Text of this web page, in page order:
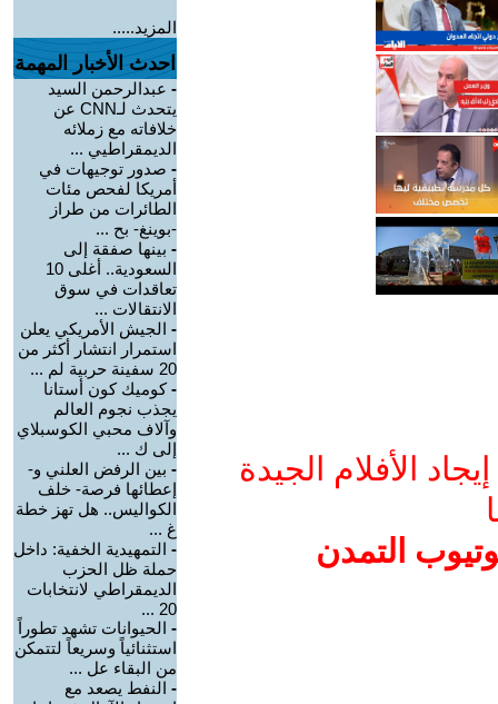
الأفلام الجيدة
التمدن
المزيد.....
احدث الأخبار المهمة
- عبدالرحمن السيد
يتحدث لـCNN عن
خلافاته مع زملائه
الديمقراطيي ...
- صدور توجيهات في
أمريكا لفحص مئات
الطائرات من طراز
-بوينغ- بح ...
- بينها صفقة إلى
السعودية.. أغلى 10
تعاقدات في سوق
الانتقالات ...
- الجيش الأمريكي يعلن
استمرار انتشار أكثر من
20 سفينة حربية لم ...
-كوميك كون أستانا
يجذب نجوم العالم
وآلاف محبي الكوسبلاي
إلى ك ...
- بين الرفض العلني و-
إعطائها فرصة- خلف
الكواليس.. هل تهز خطة
غ ...
- التمهيدية الخفية: داخل
حملة ظل الحزب
الديمقراطي لانتخابات
20 ...
- الحيوانات تشهد تطوراً
استثنائياً وسريعاً لتتمكن
من البقاء عل ...
- النفط يصعد مع